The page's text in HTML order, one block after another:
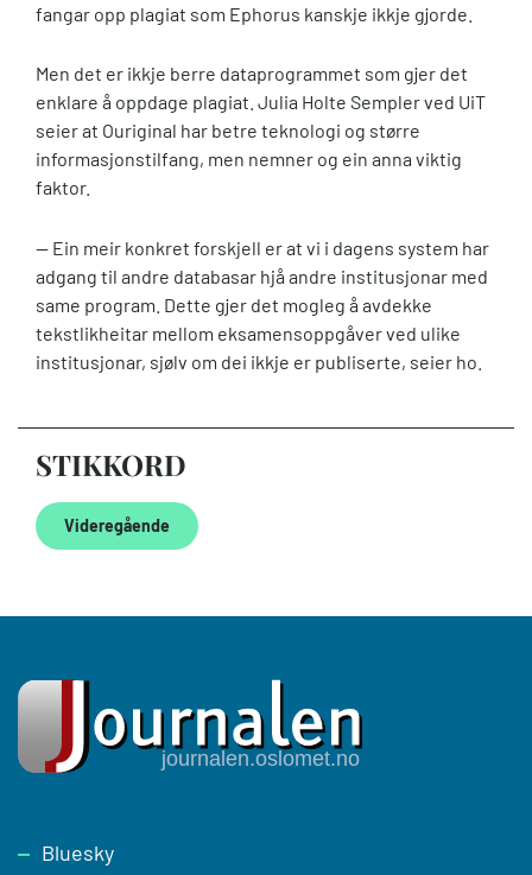
fangar opp plagiat som Ephorus kanskje ikkje gjorde.
Men det er ikkje berre dataprogrammet som gjer det
enklare å oppdage plagiat. Julia Holte Sempler ved UiT
seier at Ouriginal har betre teknologi og større
informasjonstilfang, men nemner og ein anna viktig
faktor.
— Ein meir konkret forskjell er at vi i dagens system har
adgang til andre databasar hjå andre institusjonar med
same program. Dette gjer det mogleg å avdekke
tekstlikheitar mellom eksamensoppgåver ved ulike
institusjonar, sjølv om dei ikkje er publiserte, seier ho.
STIKKORD
Videregående
Footer
Bluesky